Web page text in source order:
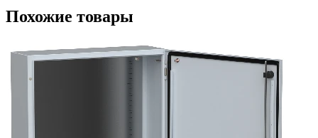
Похожие товары